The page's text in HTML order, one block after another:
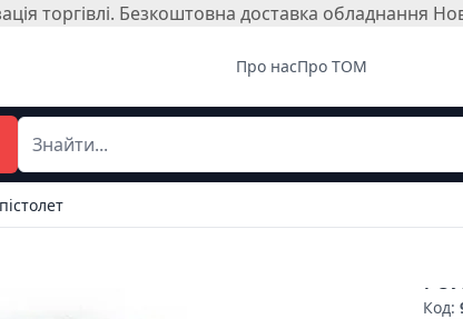
торгівлі. Безкоштовна доставка обладнання
Про насПро ТОМ
Код: